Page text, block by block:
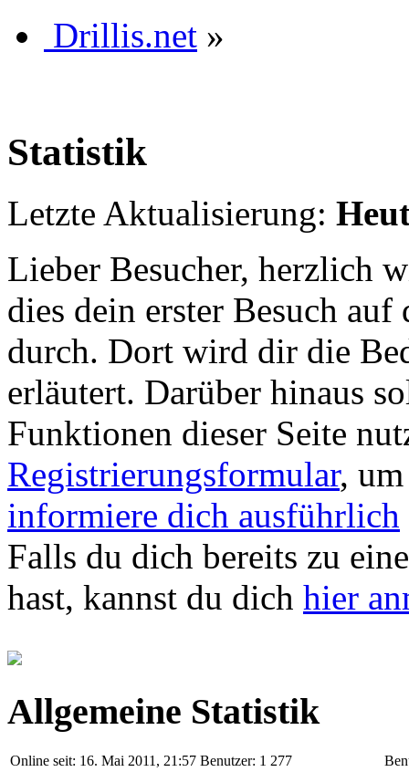
Drillis.net »
Statistik
Letzte Aktualisierung:
Lieber Besucher, herzlich
dies dein erster Besuch
durch. Dort wird dir die
erläutert. Darüber hinaus
Funktionen dieser Seite
Registrierungsformular,
informiere dich ausführlich
Falls du dich bereits zu
hast, kannst du dich hier
Allgemeine Statistik
Online seit: 16. Mai 2011, 21:57 Benutzer: 1 277